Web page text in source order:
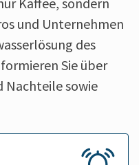
und Unternehmen
des
Sie über
Nachteile sowie